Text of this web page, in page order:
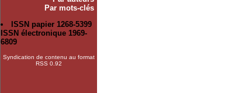
Par mots-clés
ISSN papier 1268-5399
ISSN électronique 1969-
6809
Syndication de contenu au format
RSS 0.92